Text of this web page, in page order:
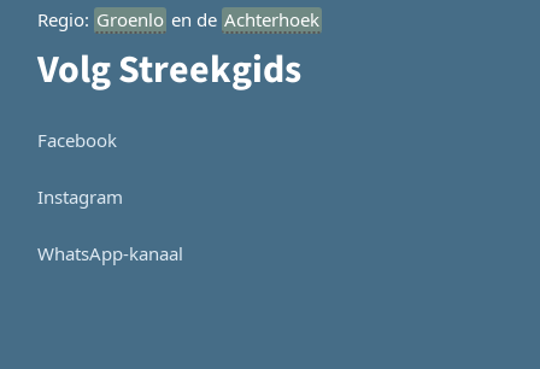
Regio: Groenlo en de Achterhoek
Volg Streekgids
Facebook
Instagram
WhatsApp-kanaal